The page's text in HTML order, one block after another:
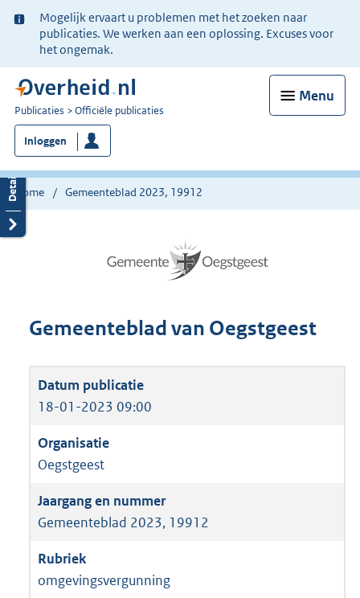
Ter
informatie:
Mogelijk ervaart u problemen met het zoeken naar
publicaties. We werken aan een oplossing. Excuses voor
het ongemak.
Menu
U
bent
nu
hier:
Publicaties Officiële publicaties
Inloggen
Home Gemeenteblad 2023, 19912
Gemeenteblad van Oegstgeest
18-01-2023 09:00
Oegstgeest
Gemeenteblad 2023, 19912
omgevingsvergunning